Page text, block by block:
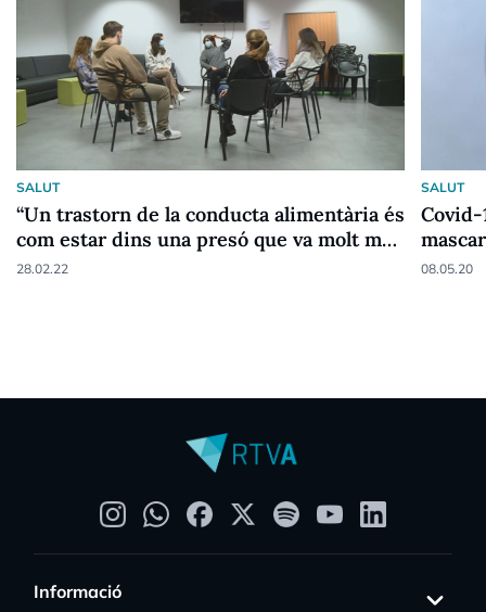
SALUT
“Un trastorn de la conducta alimentària és
com estar dins una presó que va molt més
enllà del menjar”
28.02.22
SALUT
08.05.20
Informació